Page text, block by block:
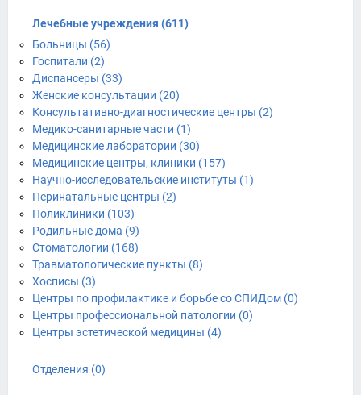
Лечебные учреждения (611)
Больницы (56)
Госпитали (2)
Диспансеры (33)
Женские консультации (20)
Консультативно-диагностические центры (2)
Медико-санитарные части (1)
Медицинские лаборатории (30)
Медицинские центры, клиники (157)
Научно-исследовательские институты (1)
Перинатальные центры (2)
Поликлиники (103)
Родильные дома (9)
Стоматологии (168)
Травматологические пункты (8)
Хосписы (3)
Центры по профилактике и борьбе со СПИДом (0)
Центры профессиональной патологии (0)
Центры эстетической медицины (4)
Отделения (0)